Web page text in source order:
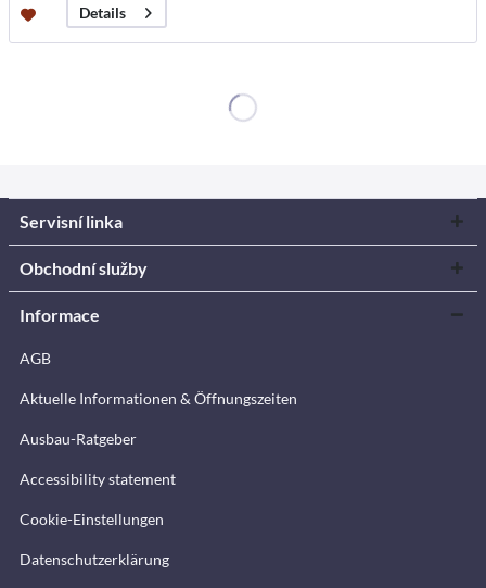
Details
Servisní linka
Obchodní služby
Informace
AGB
Aktuelle Informationen & Öffnungszeiten
Ausbau-Ratgeber
Accessibility statement
Cookie-Einstellungen
Datenschutzerklärung